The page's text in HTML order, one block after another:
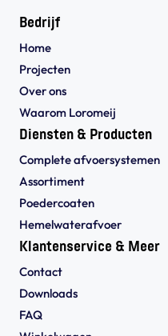
Bedrijf
Home
Projecten
Over ons
Waarom Loromeij
Diensten & Producten
Complete afvoersystemen
Assortiment
Poedercoaten
Hemelwaterafvoer
Klantenservice & Meer
Contact
Downloads
FAQ